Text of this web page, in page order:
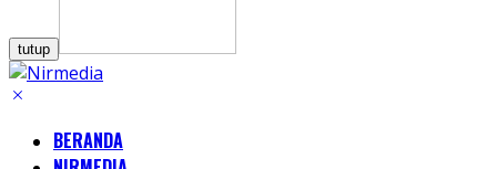
tutup
BERANDA